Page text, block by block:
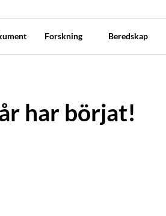
Forskning Beredskap
har börjat!